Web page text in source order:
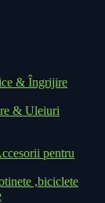
& Îngrijire
& Uleiuri
pentru
,biciclete